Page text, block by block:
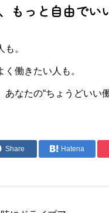
もっと自由でい
。
働きたい人も。
あなたの“ちょうどいい
Share Hatena